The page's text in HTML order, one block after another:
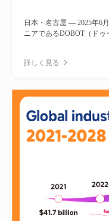
日本・名古屋 — 2025年6
ニアであるDOBOT（ドゥ
詳しく見る